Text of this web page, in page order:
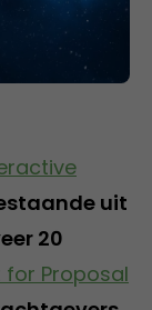
uit
20
for Proposal